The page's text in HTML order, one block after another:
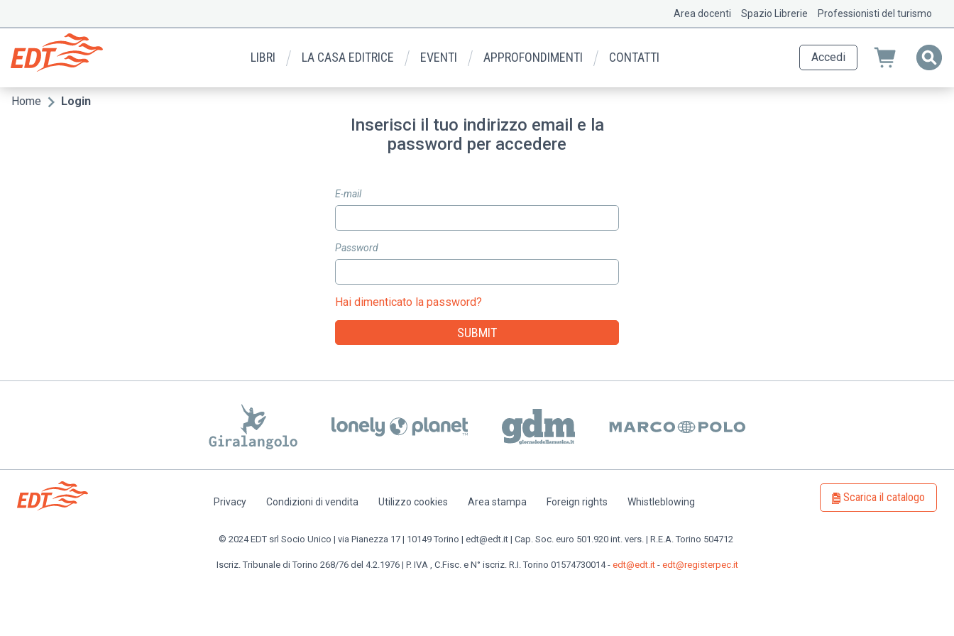
contenuto
principale
Menu
secondario
Area docenti Spazio Librerie Professionisti del turismo
LIBRI LA CASA EDITRICE EVENTI APPROFONDIMENTI CONTATTI Accedi
Briciole
Home Login
Inserisci il tuo indirizzo email e la
password per accedere
E-mail
Password
Hai dimenticato la password?
Privacy Condizioni di vendita Utilizzo cookies Area stampa Foreign rights Whistleblowing Scarica il catalogo
© 2024 EDT srl Socio Unico | via Pianezza 17 | 10149 Torino | edt@edt.it | Cap. Soc. euro 501.920 int. vers. | R.E.A. Torino 504712
Iscriz. Tribunale di Torino 268/76 del 4.2.1976 | P. IVA , C.Fisc. e N° iscriz. R.I. Torino 01574730014 - edt@edt.it- edt@registerpec.it